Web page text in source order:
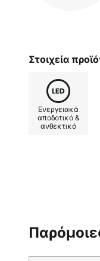
Στοιχεία
Ενεργειακά
αποδοτικό &
ανθεκτικό